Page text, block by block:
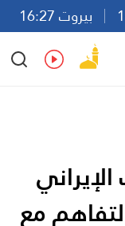
بيروت 16:27
Ar
En Fr Es
مع